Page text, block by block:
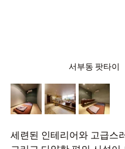
서부동 팟타이
세련된 인테리어와 고급스